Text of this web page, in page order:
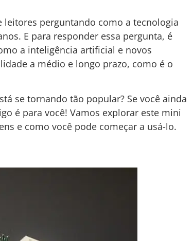
leitores perguntando como a tecnologia
E para responder essa pergunta, é
a inteligência artificial e novos
a médio e longo prazo, como é o
se tornando tão popular? Se você ainda
é para você! Vamos explorar este mini
e como você pode começar a usá-lo.